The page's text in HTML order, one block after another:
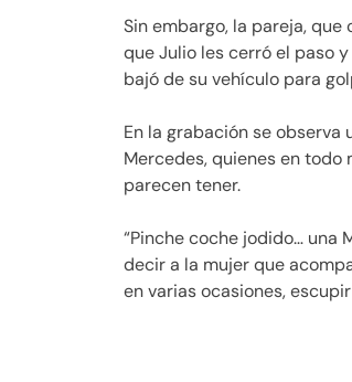
Sin embargo, la pareja,
que Julio les cerró el paso
bajó de su vehículo para
En la grabación se
Mercedes, quienes en
parecen tener.
“Pinche coche jodido… una
decir a la mujer que
en varias ocasiones,